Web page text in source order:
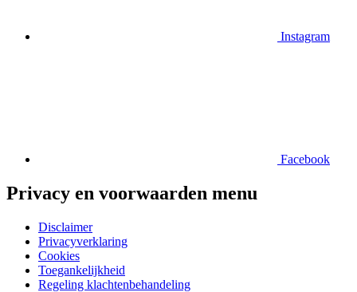
Instagram
Facebook
Privacy en voorwaarden menu
Disclaimer
Privacyverklaring
Cookies
Toegankelijkheid
Regeling klachtenbehandeling